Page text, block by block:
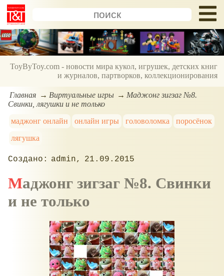
ToyByToy.com - новости мира кукол, игрушек, детских книг
и журналов, партворков, коллекционирования
Главная Виртуальные игры
Маджонг зигзаг №8.
Свинки, лягушки и не только
маджонг онлайн
онлайн игры головоломка
поросёнок
лягушка
admin 21.09.2015
Маджонг зигзаг №8. Свинки
и не только